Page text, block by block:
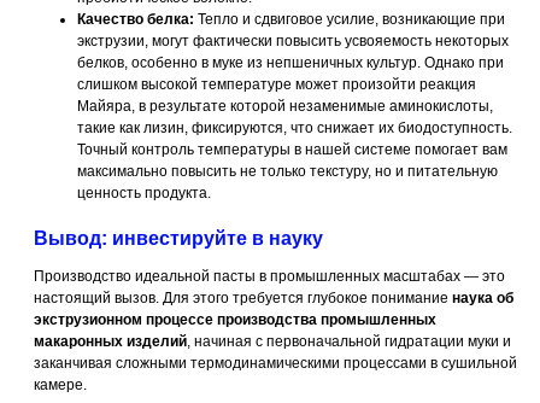
Качество белка: Тепло и сдвиговое усилие, возникающие при
экструзии, могут фактически повысить усвояемость некоторых
белков, особенно в муке из непшеничных культур. Однако при
слишком высокой температуре может произойти реакция
Майяра, в результате которой незаменимые аминокислоты,
такие как лизин, фиксируются, что снижает их биодоступность.
Точный контроль температуры в нашей системе помогает вам
максимально повысить не только текстуру, но и питательную
ценность продукта.
Вывод: инвестируйте в науку
Производство идеальной пасты в промышленных масштабах — это
настоящий вызов. Для этого требуется глубокое понимание наука об
экструзионном процессе производства промышленных
макаронных изделий, начиная с первоначальной гидратации муки и
заканчивая сложными термодинамическими процессами в сушильной
камере.